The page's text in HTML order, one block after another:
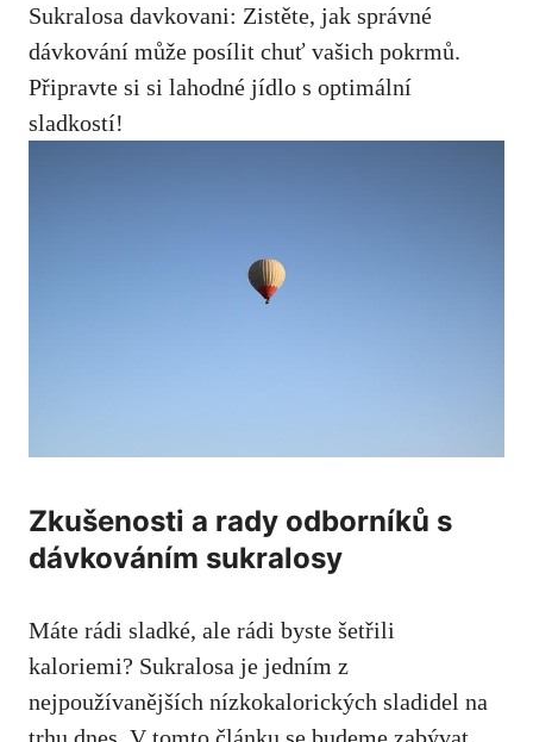
Sukralosa davkovani: Zistěte, jak správné
dávkování může posílit chuť vašich pokrmů.
Připravte si si lahodné jídlo s optimální
sladkostí!
Zkušenosti a rady odborníků s
dávkováním sukralosy
Máte rádi sladké, ale rádi byste šetřili
kaloriemi? Sukralosa je jedním z
nejpoužívanějších nízkokalorických sladidel na